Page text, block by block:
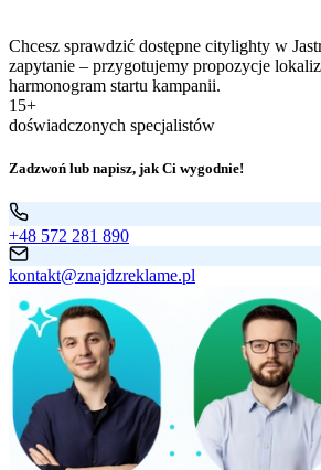
Chcesz sprawdzić dostępne citylighty w
zapytanie – przygotujemy propozycje
harmonogram startu kampanii.
15+
doświadczonych specjalistów
Zadzwoń lub napisz, jak Ci wygodnie!
+48 572 281 890
kontakt@znajdzreklame.pl